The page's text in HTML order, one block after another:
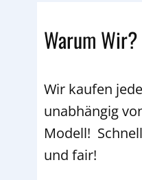
Warum
Wir kaufen
unabhängig
Modell!
und fair!